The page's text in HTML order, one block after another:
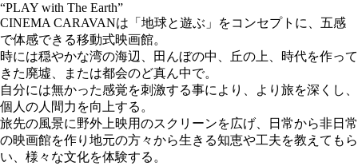
“PLAY with The Earth”
CINEMA CARAVANは「地球と遊ぶ」をコンセプトに、五感
で体感できる移動式映画館。
時には穏やかな湾の海辺、田んぼの中、丘の上、時代を作って
きた廃墟、または都会のど真ん中で。
自分には無かった感覚を刺激する事により、より旅を深くし、
個人の人間力を向上する。
旅先の風景に野外上映用のスクリーンを広げ、日常から非日常
の映画館を作り地元の方々から生きる知恵や工夫を教えてもら
い、様々な文化を体験する。